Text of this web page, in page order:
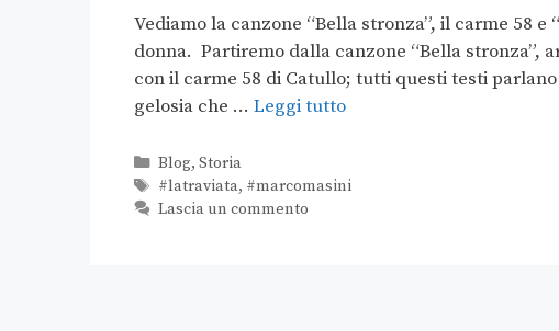
Vediamo la canzone “Bella stronza”, il carme 58
donna. Partiremo dalla canzone “Bella stronza”,
con il carme 58 di Catullo; tutti questi testi
gelosia che … Leggi tutto
Blog, Storia
#latraviata, #marcomasini
Lascia un commento